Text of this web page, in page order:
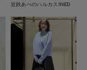
近鉄あべのハルカスINED